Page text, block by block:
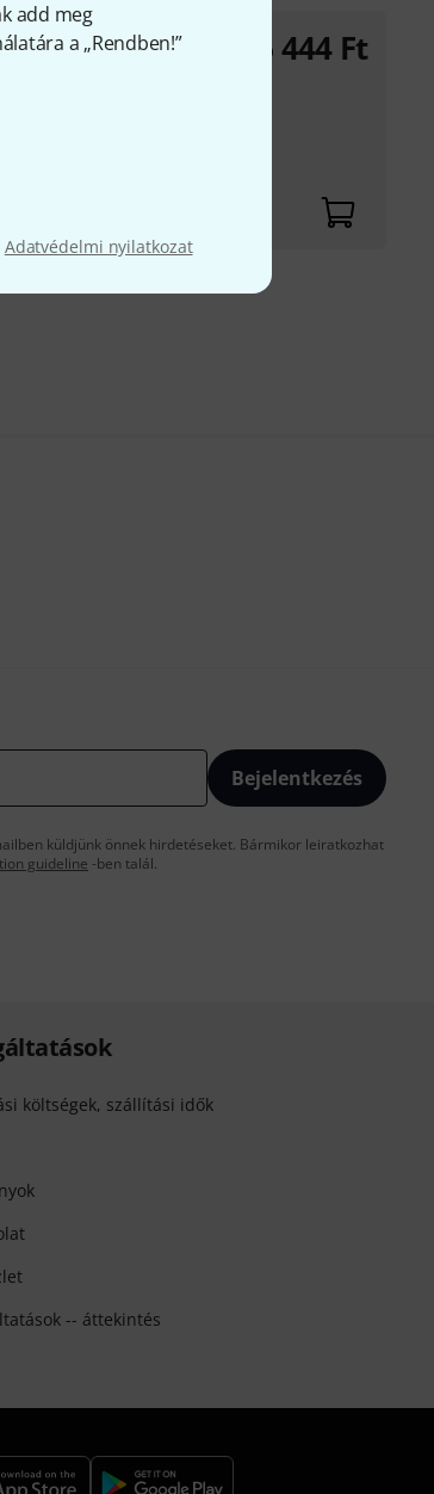
add meg
a „Rendben!”
Adatvédelmi nyilatkozat
6 444 Ft
Bejelentkezés
küldjünk önnek hirdetéseket. Bármikor leiratkozhat
guideline -ben talál.
költségek, szállítási idők
-- áttekintés